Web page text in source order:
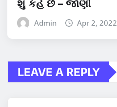
Admin Apr 2, 2022
LEAVE A REPLY